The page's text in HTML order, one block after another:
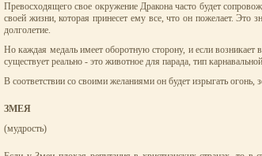
Превосходящего свое окружение Дракона часто будет
своей жизни, которая принесет ему все, что он пожелает. Это
долголетие.
Но каждая медаль имеет оборотную сторону, и если возникает
существует реально - это животное для парада, тип
В соответствии со своими желаниями он будет изрыгать
ЗМЕЯ
(мудрость)